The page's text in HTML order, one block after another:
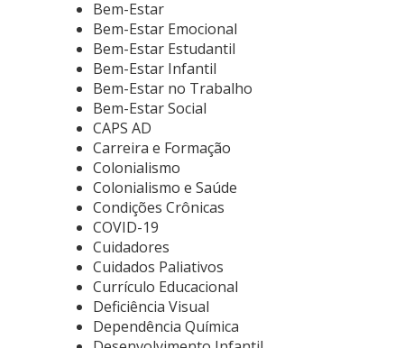
Bem-Estar
Bem-Estar Emocional
Bem-Estar Estudantil
Bem-Estar Infantil
Bem-Estar no Trabalho
Bem-Estar Social
CAPS AD
Carreira e Formação
Colonialismo
Colonialismo e Saúde
Condições Crônicas
COVID-19
Cuidadores
Cuidados Paliativos
Currículo Educacional
Deficiência Visual
Dependência Química